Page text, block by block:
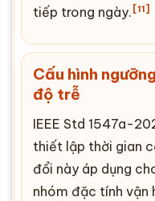
tiếp trong ngày. [11]
Cấu hình
độ trễ
IEEE Std 1547a-
thiết lập thời gian
đổi này áp dụng
nhóm đặc tính vận